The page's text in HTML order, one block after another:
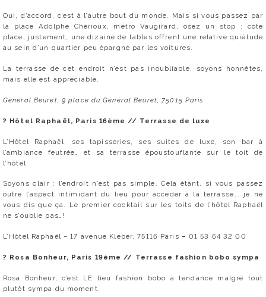
Oui, d’accord, c’est à l’autre bout du monde. Mais si vous passez par
la place Adolphe Chérioux, métro Vaugirard, osez un stop : côté
place, justement, une dizaine de tables offrent une relative quiétude
au sein d’un quartier peu épargné par les voitures.
La terrasse de cet endroit n’est pas inoubliable, soyons honnêtes,
mais elle est appréciable.
Général Beuret, 9 place du Général Beuret, 75015 Paris
? Hôtel Raphaël, Paris 16ème // Terrasse de luxe
L’Hôtel Raphaël, ses tapisseries, ses suites de luxe, son bar à
l’ambiance feutrée… et sa terrasse époustouflante sur le toit de
l’hôtel.
Soyons clair : l’endroit n’est pas simple. Cela étant, si vous passez
outre l’aspect intimidant du lieu pour accéder à la terrasse…. je ne
vous dis que ça. Le premier cocktail sur les toits de l’hôtel Raphaël
ne s’oublie pas…!
L’Hôtel Raphaël – 17 avenue Kléber, 75116 Paris –01 53 64 32 00
? Rosa Bonheur, Paris 19ème // Terrasse fashion bobo sympa
Rosa Bonheur, c’est LE lieu fashion bobo à tendance malgré tout
plutôt sympa du moment.